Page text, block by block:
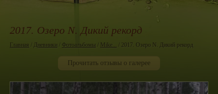
2017. Озеро N. Дикий рекорд
Главная / Дневники / Фотоальбомы / Mike... / 2017. Озеро N. Дикий рекорд
Прочитать отзывы о галерее